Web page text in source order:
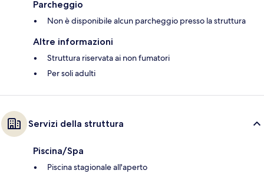
Parcheggio
Non è disponibile alcun parcheggio presso la struttura
Altre informazioni
Struttura riservata ai non fumatori
Per soli adulti
Servizi della struttura
Piscina/Spa
Piscina stagionale all'aperto